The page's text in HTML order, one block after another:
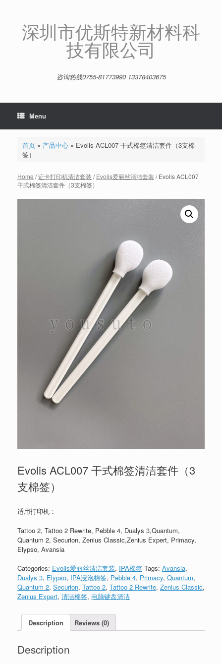
深圳市优斯特新材料科
技有限公司
咨询热线0755-81773990 13378403675
Menu
首页» 产品中心» Evolis ACL007 干式棉签清洁套件（3支棉
签）
Home /证卡打印机清洁套装 /Evolis爱丽丝清洁套装 / Evolis ACL007
干式棉签清洁套件（3支棉签）
Evolis ACL007 干式棉签清洁套件（3
支棉签）
适用打印机：
Tattoo 2, Tattoo 2 Rewrite, Pebble 4, Dualys 3,Quantum,
Quantum 2, Securion, Zenius Classic,Zenius Expert, Primacy,
Elypso, Avansia
Categories: Evolis爱丽丝清洁套装, IPA棉签 Tags: Avansia,
Dualys 3, Elypso, IPA浸泡棉签, Pebble 4, Primacy, Quantum,
Quantum 2, Securion, Tattoo 2, Tattoo 2 Rewrite, Zenius Classic,
Zenius Expert, 清洁棉签, 电脑键盘清洁
Description Reviews (0)
Description